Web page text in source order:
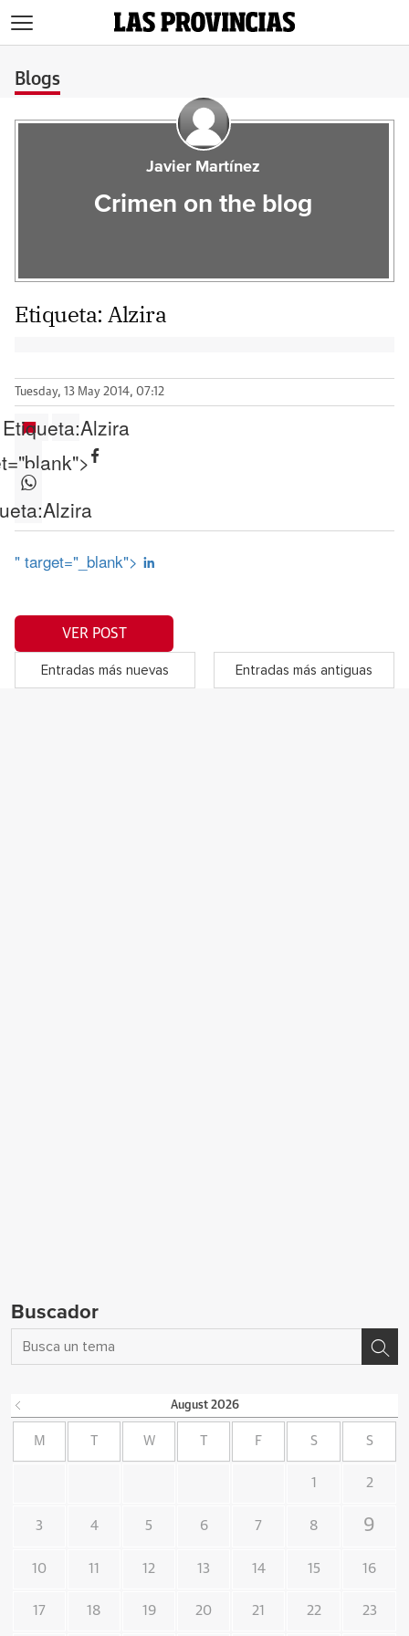
Blogs
Javier Martínez
Crimen on the blog
Etiqueta:Alzira
Tuesday, 13 May 2014, 07:12
Etiqueta:Alzira
Alzira
" target="_blank">
VER POST
Entradas más nuevas Entradas más antiguas
Buscador
August 2026
M W F S S
1 2
3 4 5 6 7 8 9
10 11 12 13 14 15 16
17 18 19 20 21 22 23